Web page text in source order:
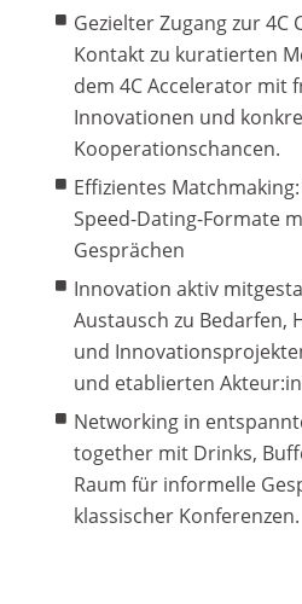
Gezielter Zugang zur 4C
Kontakt zu kuratierten
dem 4C Accelerator mit
Innovationen und
Kooperationschancen.
Effizientes Matchmaking:
Speed-Dating-Formate
Gesprächen
Innovation aktiv
Austausch zu Bedarfen,
und
und etablierten
Networking in
together mit Drinks,
Raum für informelle
klassischer Konferenzen.